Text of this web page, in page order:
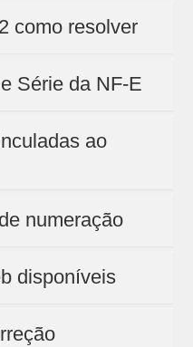
como resolver
Série da NF-E
ao
numeração
disponíveis